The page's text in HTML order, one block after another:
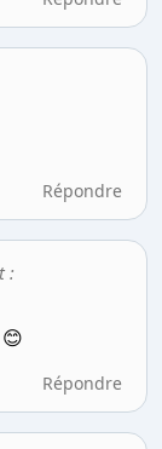
Répondre
:
Répondre